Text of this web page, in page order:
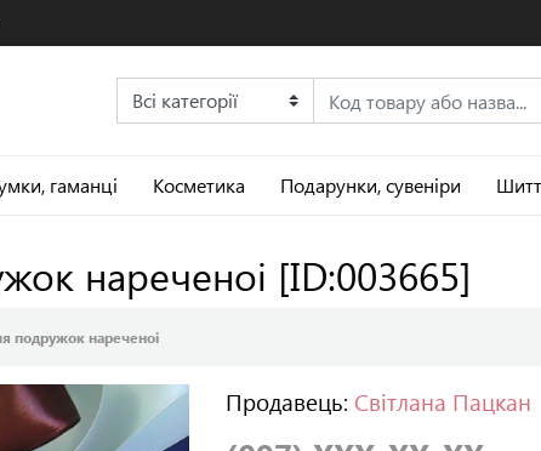
гаманці Косметика Подарунки, сувеніри
нареченоі [ID:003665]
подружок нареченоі
Продавець: Світлана Пацкан